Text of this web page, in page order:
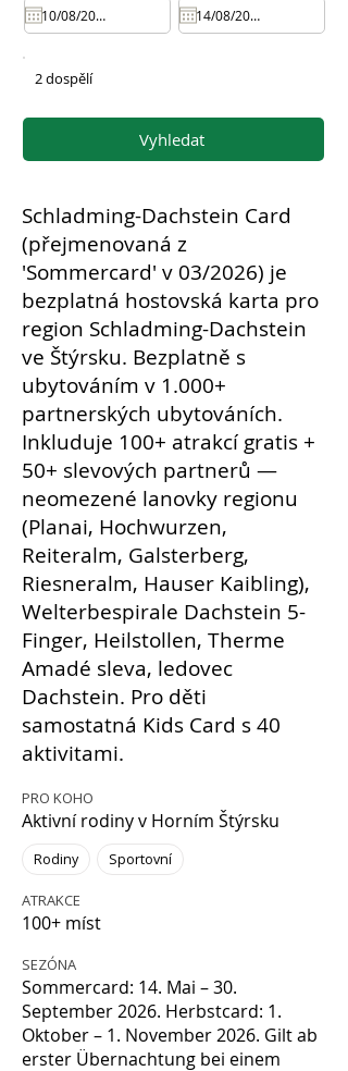
2 dospělí
Vyhledat
Schladming-Dachstein Card
(přejmenovaná z
'Sommercard' v 03/2026) je
bezplatná hostovská karta pro
region Schladming-Dachstein
ve Štýrsku. Bezplatně s
ubytováním v 1.000+
partnerských ubytováních.
Inkluduje 100+ atrakcí gratis +
50+ slevových partnerů —
neomezené lanovky regionu
(Planai, Hochwurzen,
Reiteralm, Galsterberg,
Riesneralm, Hauser Kaibling),
Welterbespirale Dachstein 5-
Finger, Heilstollen, Therme
Amadé sleva, ledovec
Dachstein. Pro děti
samostatná Kids Card s 40
aktivitami.
PRO KOHO
Aktivní rodiny v Horním Štýrsku
Rodiny Sportovní
ATRAKCE
100+ míst
SEZÓNA
Sommercard: 14. Mai – 30.
September 2026. Herbstcard: 1.
Oktober – 1. November 2026. Gilt ab
erster Übernachtung bei einem